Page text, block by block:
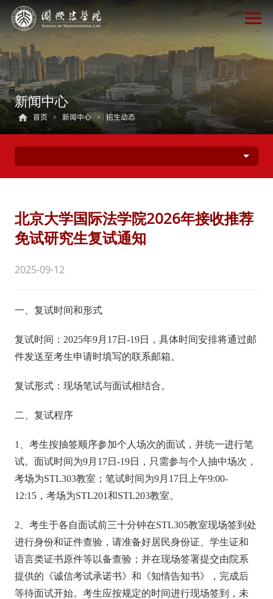
新闻中心
首页 > 新闻中心 > 招生动态
北京大学国际法学院2026年接收推荐
免试研究生复试通知
2025-09-12
一、复试时间和形式
复试时间：2025年9月17日-19日，具体时间安排将通过邮
件发送至考生申请时填写的联系邮箱。
复试形式：现场笔试与面试相结合。
二、复试程序
1、考生按抽签顺序参加个人场次的面试，并统一进行笔
试。面试时间为9月17日-19日，只需参与个人抽中场次，
考场为STL303教室；笔试时间为9月17日上午9:00-
12:15，考场为STL201和STL203教室。
2、考生于各自面试前三十分钟在STL305教室现场签到处
进行身份和证件查验，请准备好居民身份证、学生证和
语言类证书原件等以备查验；并在现场签署提交由院系
提供的《诚信考试承诺书》和《知情告知书》，完成后
等待面试开始。考生应按规定的时间进行现场签到，未